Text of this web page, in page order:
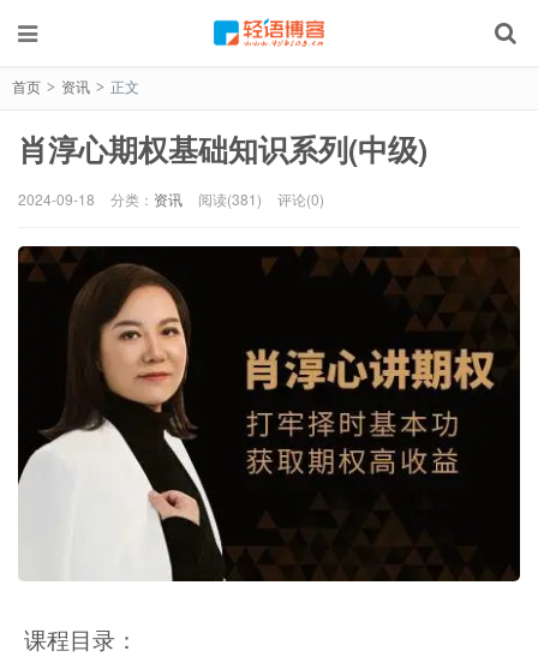
首页 > 资讯 > 正文
肖淳心期权基础知识系列(中级)
2024-09-18 分类： 资讯 阅读(381) 评论(0)
课程目录：